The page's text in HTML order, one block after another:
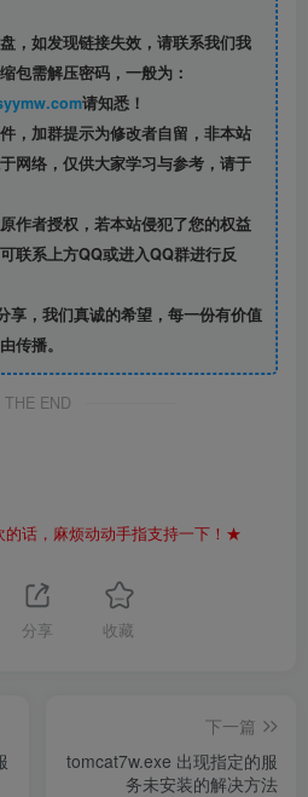
，如发现链接失效，请联系我们我
包需解压密码，一般为：
丨 www.syymw.com请知悉！
，加群提示为修改者自留， 非本站
网络，仅供大家学习与参考，请于
作者授权，若本站侵犯了您的权益
联系上方QQ或进入QQ群进行反
享，我们真诚的希望，每一份有价值
传播。
THE END
话，麻烦动动手指支持一下！★
分享 收藏
下一篇
tomcat7w.exe 出现指定的服
务未安装的解决方法